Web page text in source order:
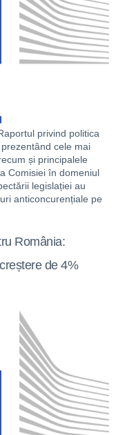
privind politica
cele mai
și principalele
Comisiei în domeniul
legislației au
anticoncurențiale pe
România:
de 4%